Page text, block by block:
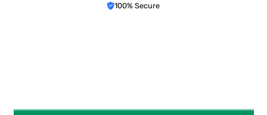
100% Secure